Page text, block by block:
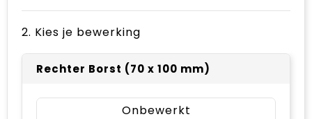
2. Kies je bewerking
Rechter Borst (70 x 100 mm)
Onbewerkt